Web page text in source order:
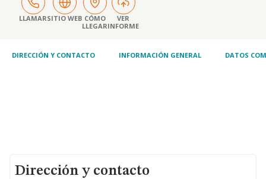
LLAMARSITIO WEB CÓMO
LLEGAR
VER
INFORME
DIRECCIÓN Y CONTACTO INFORMACIÓN GENERAL DATOS
Dirección y contacto